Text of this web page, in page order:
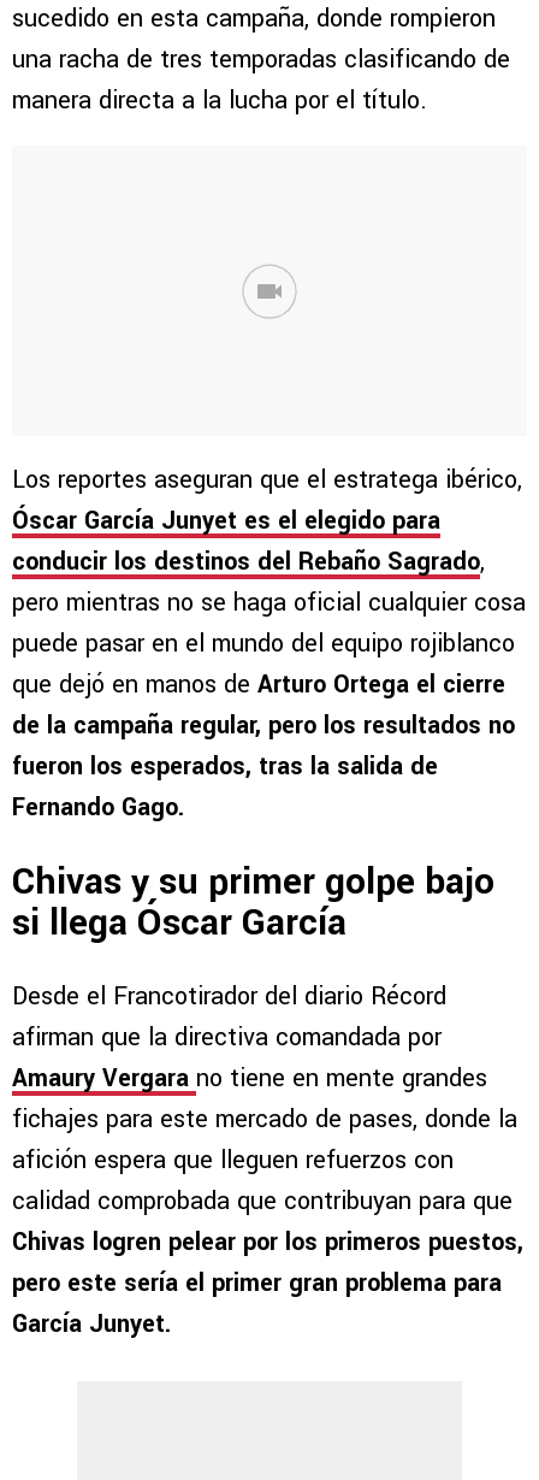
sucedido en esta campaña, donde rompieron
una racha de tres temporadas clasificando de
manera directa a la lucha por el título.
Los reportes aseguran que el estratega ibérico,
Óscar García Junyet es el elegido para
conducir los destinos del Rebaño Sagrado,
pero mientras no se haga oficial cualquier cosa
puede pasar en el mundo del equipo rojiblanco
que dejó en manos de Arturo Ortega el cierre
de la campaña regular, pero los resultados no
fueron los esperados, tras la salida de
Fernando Gago.
Chivas y su primer golpe bajo
si llega Óscar García
Desde el Francotirador del diario Récord
afirman que la directiva comandada por
Amaury Vergara no tiene en mente grandes
fichajes para este mercado de pases, donde la
afición espera que lleguen refuerzos con
calidad comprobada que contribuyan para que
Chivas logren pelear por los primeros puestos,
pero este sería el primer gran problema para
García Junyet.